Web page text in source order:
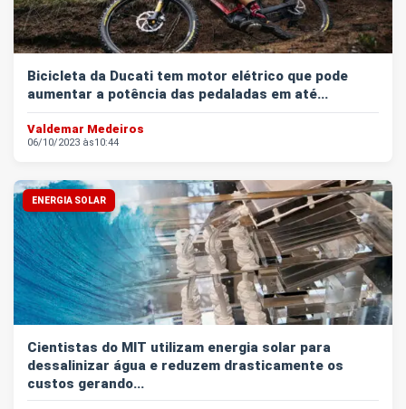
Bicicleta da Ducati tem motor elétrico que pode
aumentar a potência das pedaladas em até...
Valdemar Medeiros
06/10/2023 às10:44
ENERGIA SOLAR
Cientistas do MIT utilizam energia solar para
dessalinizar água e reduzem drasticamente os
custos gerando...